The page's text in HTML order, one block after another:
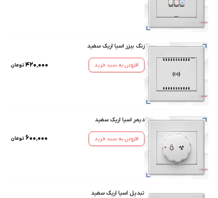
زنگ بیزر اسیا اریک سفید
افزودن به سبد خرید ۴۲۰٬۰۰۰ تومان
دیمر اسیا اریک سفید
افزودن به سبد خرید ۶۰۰٬۰۰۰ تومان
تبدیل اسیا اریک سفید